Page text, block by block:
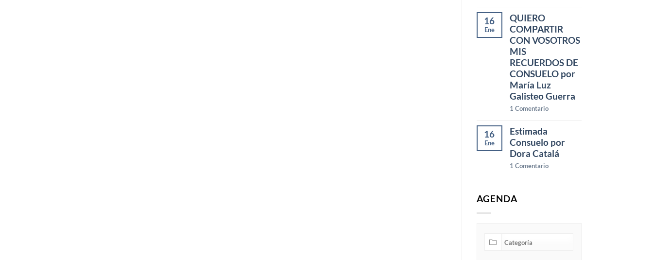
16
Ene
QUIERO
COMPARTIR
CON VOSOTROS
MIS
RECUERDOS DE
CONSUELO por
María Luz
Galisteo Guerra
1 Comentario
16
Ene
Estimada
Consuelo por
Dora Catalá
1 Comentario
AGENDA